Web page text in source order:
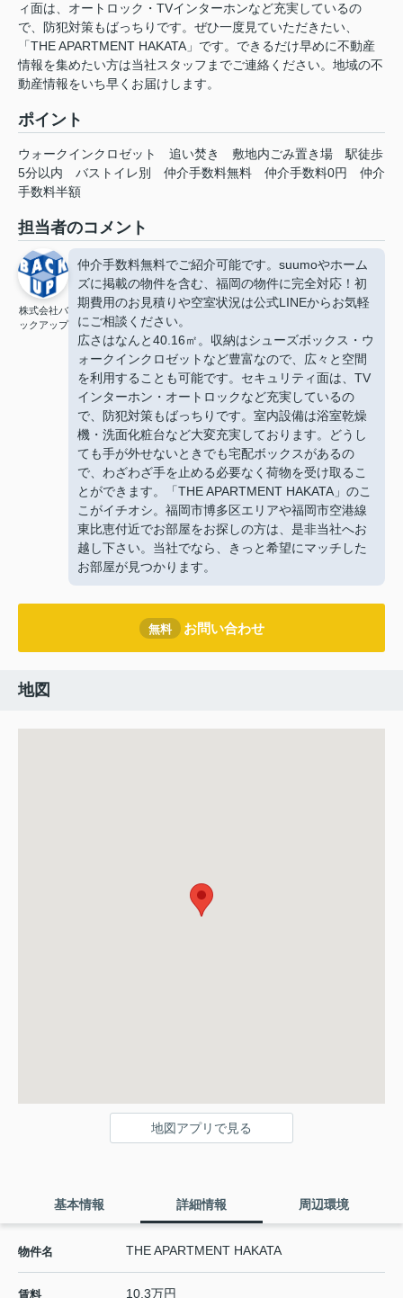
ィ面は、オートロック・TVインターホンなど充実しているの
で、防犯対策もばっちりです。ぜひ一度見ていただきたい、
「THE APARTMENT HAKATA」です。できるだけ早めに不動産
情報を集めたい方は当社スタッフまでご連絡ください。地域の不
動産情報をいち早くお届けします。
ポイント
ウォークインクロゼット 追い焚き 敷地内ごみ置き場
駅徒歩
5分以内
バストイレ別 仲介手数料無料 仲介手数料0円
仲介
手数料半額
担当者のコメント
株式会社バ
ックアップ
仲介手数料無料でご紹介可能です。suumoやホーム
ズに掲載の物件を含む、福岡の物件に完全対応！初
期費用のお見積りや空室状況は公式LINEからお気軽
にご相談ください。
広さはなんと40.16㎡。収納はシューズボックス・ウ
ォークインクロゼットなど豊富なので、広々と空間
を利用することも可能です。セキュリティ面は、TV
インターホン・オートロックなど充実しているの
で、防犯対策もばっちりです。室内設備は浴室乾燥
機・洗面化粧台など大変充実しております。どうし
ても手が外せないときでも宅配ボックスがあるの
で、わざわざ手を止める必要なく荷物を受け取るこ
とができます。「THE APARTMENT HAKATA」のこ
こがイチオシ。福岡市博多区エリアや福岡市空港線
東比恵付近でお部屋をお探しの方は、是非当社へお
越し下さい。当社でなら、きっと希望にマッチした
お部屋が見つかります。
無料 お問い合わせ
地図
地図アプリで見る
基本情報 詳細情報 周辺環境
物件名 THE APARTMENT HAKATA
賃料 10.3万円